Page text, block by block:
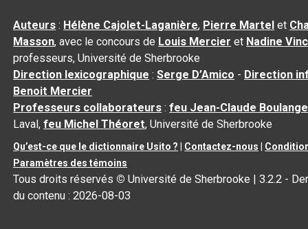
Auteurs : Hélène Cajolet-Laganière, Pierre Martel et
Masson, avec le concours de Louis Mercier et Nadine
professeurs, Université de Sherbrooke
Direction lexicographique :Serge D’Amico - Direction
Benoit Mercier
Professeurs collaborateurs :feu Jean-Claude
Laval,feu Michel Théoret, Université de Sherbrooke
Qu’est-ce que le dictionnaire Usito ? Contactez-nous
Paramètres des témoins
Tous droits réservés © Université de Sherbrooke |3.2.2 -
du contenu :2026-08-03